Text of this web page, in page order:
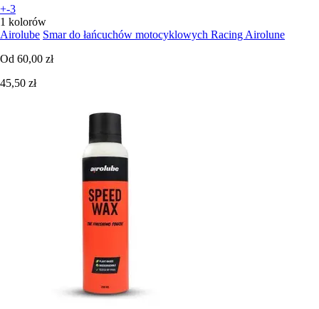
+-3
1 kolorów
Airolube Smar do łańcuchów motocyklowych Racing Airolune
Od 60,00 zł
45,50 zł